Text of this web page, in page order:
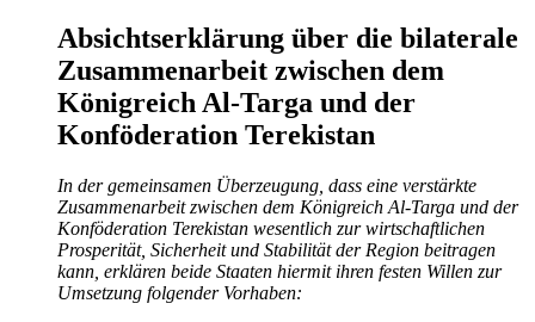
Absichtserklärung über die bilaterale
Zusammenarbeit zwischen dem
Königreich Al-Targa und der
Konföderation Terekistan
In der gemeinsamen Überzeugung, dass eine verstärkte
Zusammenarbeit zwischen dem Königreich Al-Targa und der
Konföderation Terekistan wesentlich zur wirtschaftlichen
Prosperität, Sicherheit und Stabilität der Region beitragen
kann, erklären beide Staaten hiermit ihren festen Willen zur
Umsetzung folgender Vorhaben: